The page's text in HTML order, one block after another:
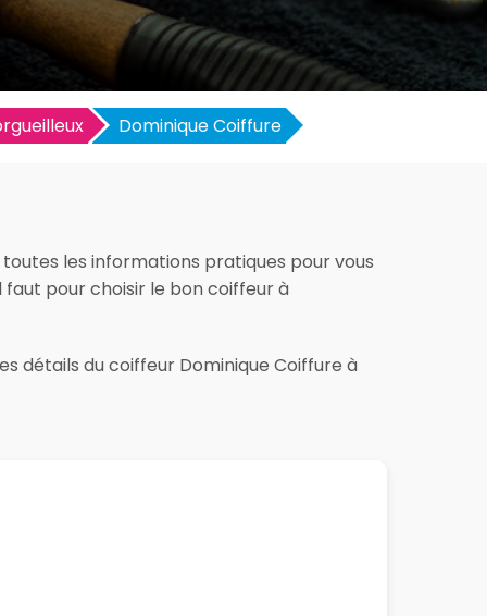
Dominique Coiffure
les informations pratiques pour vous
faut pour choisir le bon coiffeur à
détails du coiffeur Dominique Coiffure à